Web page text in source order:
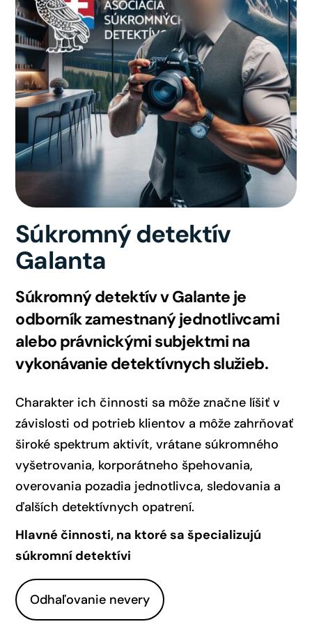
Súkromný detektív
Galanta
Súkromný detektív v Galante je
odborník zamestnaný jednotlivcami
alebo právnickými subjektmi na
vykonávanie detektívnych služieb.
Charakter ich činnosti sa môže značne líšiť v
závislosti od potrieb klientov a môže zahrňovať
široké spektrum aktivít, vrátane súkromného
vyšetrovania, korporátneho špehovania,
overovania pozadia jednotlivca, sledovania a
ďalších detektívnych opatrení.
Hlavné činnosti, na ktoré sa špecializujú
súkromní detektívi
Odhaľovanie nevery